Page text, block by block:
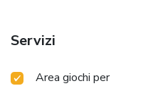
Servizi
Area giochi per